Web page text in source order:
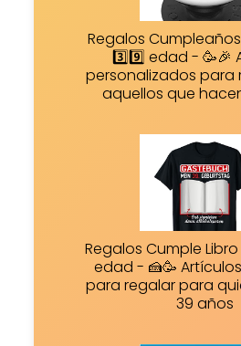
Regalos
3️⃣9️⃣ edad - 🥳🎉
personalizados para
aquellos que
Regalos Cumple
edad - 🍰🥳
para regalar para
39 años